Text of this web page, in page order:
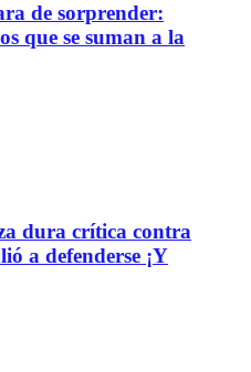
de sorprender:
que se suman a la
dura crítica contra
a defenderse ¡Y